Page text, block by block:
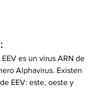
es un virus ARN de
Alphavirus. Existen
EEV: este, oeste y